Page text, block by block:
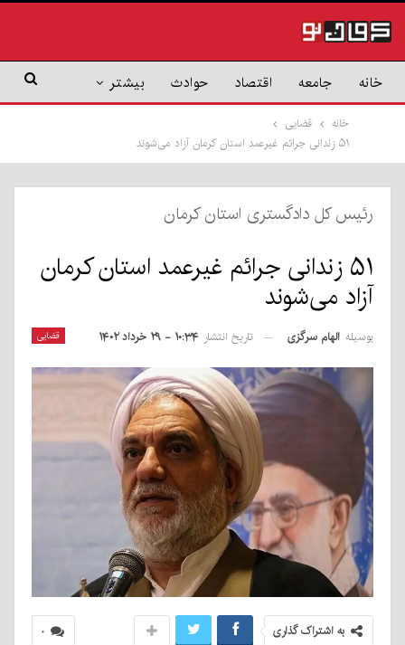
خانه جامعه اقتصاد حوادث بیشتر
خانه
قضایی
۵۱ زندانی جرائم غیرعمد استان کرمان آزاد می‌شوند
رئیس کل دادگستری استان کرمان
۵۱ زندانی جرائم غیرعمد استان کرمان
آزاد می‌شوند
قضایی بوسیله الهام سرگزی تاریخ انتشار ۱۰:۳۴ - ۲۹ خرداد ۱۴۰۲
۰ به اشتراک گذاری